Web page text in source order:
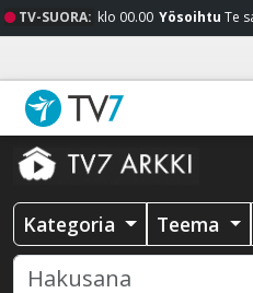
TV-SUORA: klo 00.00 Yösoihtu Te
Kategoria Teema